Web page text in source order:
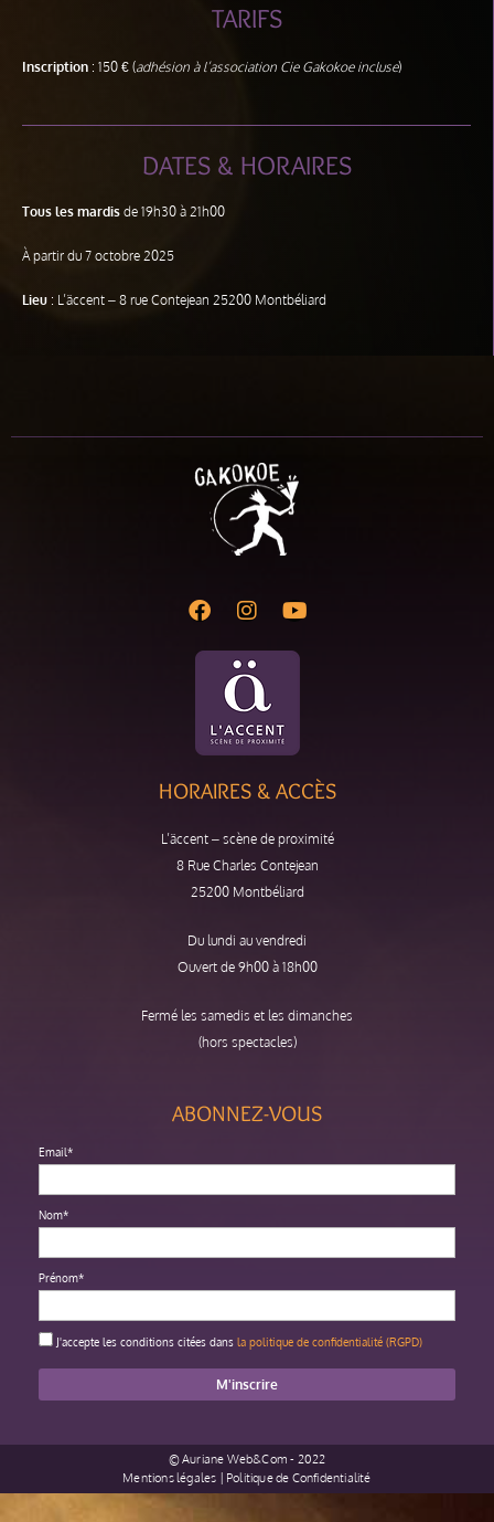
TARIFS
Inscription : 150 € (adhésion à l’association Cie Gakokoe incluse)
DATES & HORAIRES
Tous les mardis de 19h30 à 21h00
À partir du 7 octobre 2025
Lieu : L’äccent – 8 rue Contejean 25200 Montbéliard
HORAIRES & ACCÈS
L’äccent – scène de proximité
8 Rue Charles Contejean
25200 Montbéliard
Du lundi au vendredi
Ouvert de 9h00 à 18h00
Fermé les samedis et les dimanches
(hors spectacles)
ABONNEZ-VOUS
Email*
Nom*
Prénom*
J'accepte les conditions citées dans la politique de confidentialité (RGPD)
©Auriane Web&Com - 2022
Mentions légales | Politique de Confidentialité